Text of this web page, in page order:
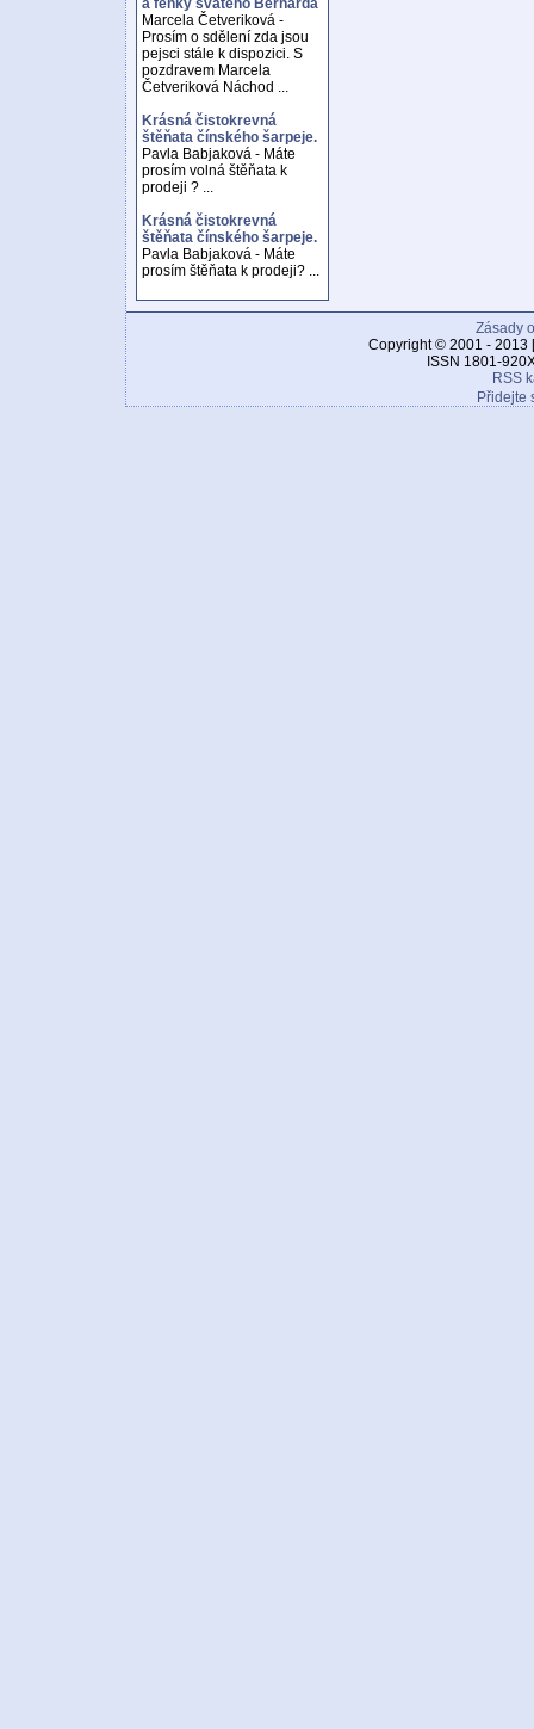
a fenky svatého Bernarda
Marcela Četveriková -
Prosím o sdělení zda jsou
pejsci stále k dispozici. S
pozdravem Marcela
Četveriková Náchod ...
Krásná čistokrevná
štěňata čínského šarpeje.
Pavla Babjaková - Máte
prosím volná štěňata k
prodeji ? ...
Krásná čistokrevná
štěňata čínského šarpeje.
Pavla Babjaková - Máte
prosím štěňata k prodeji? ...
Zásady
Copyright © 2001 - 2013
ISSN 1801-
RSS
Přidejte